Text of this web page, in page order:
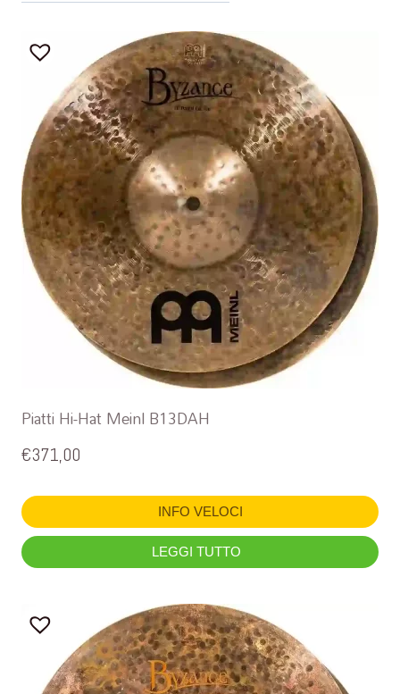
Piatti Hi-Hat Meinl B13DAH
€371,00
INFO VELOCI
LEGGI TUTTO